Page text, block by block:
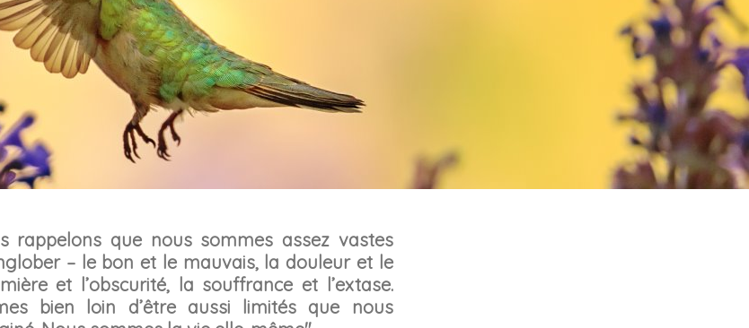
rappelons que nous sommes assez vastes
– le bon et le mauvais, la douleur et le
et l’obscurité, la souffrance et l’extase.
bien loin d’être aussi limités que nous